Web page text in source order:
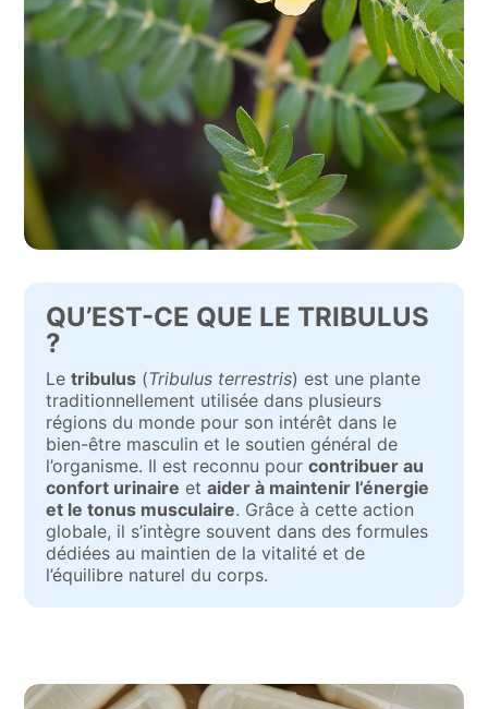
QU’EST-CE QUE LE TRIBULUS
?
Letribulus (Tribulus terrestris) est une plante
traditionnellement utilisée dans plusieurs
régions du monde pour son intérêt dans le
bien-être masculin et le soutien général de
l’organisme. Il est reconnu pourcontribuer au
confort urinaire etaider à maintenir l’énergie
et le tonus musculaire. Grâce à cette action
globale, il s’intègre souvent dans des formules
dédiées au maintien de la vitalité et de
l’équilibre naturel du corps.